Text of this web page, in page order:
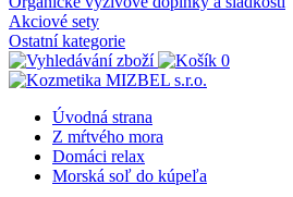
Akciové sety
Ostatní kategorie
0
Úvodná strana
Z mŕtvého mora
Domáci relax
Morská soľ do kúpeľa